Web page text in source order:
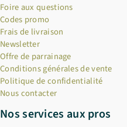
Foire aux questions
Codes promo
Frais de livraison
Newsletter
Offre de parrainage
Conditions générales de vente
Politique de confidentialité
Nous contacter
Nos services aux pros